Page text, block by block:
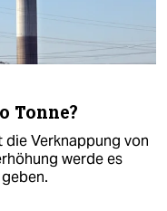
Tonne?
Verknappung von
werde es